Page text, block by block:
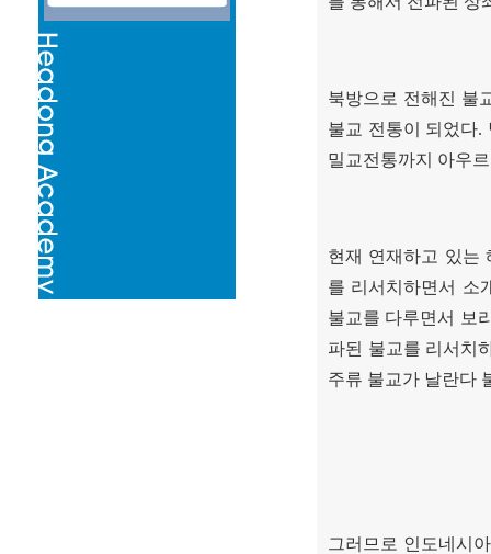
북방으로 전해진 불
불교 전통이 되었다.
밀교전통까지 아우
현재 연재하고 있는
를 리서치하면서 소
불교를 다루면서 보
파된 불교를 리서치
주류 불교가 날란다
그러므로 인도네시